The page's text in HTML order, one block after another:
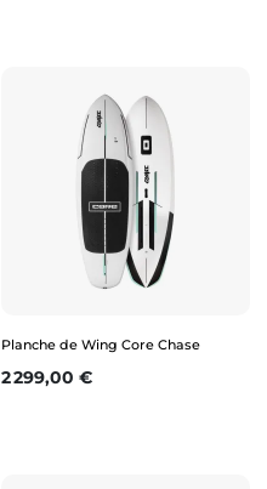
Planche de Wing Core Chase
Prix
2 299,00 €